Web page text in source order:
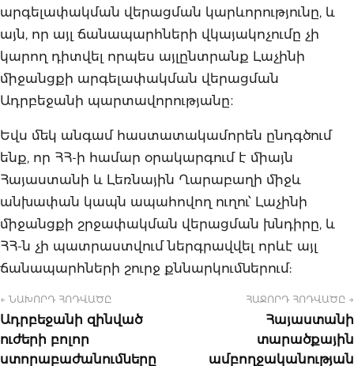
արգելափակման վերացման կարևորությունը, և
այն, որ այլ ճանապարհների վկայակոչումը չի
կարող դիտվել որպես այլընտրանք Լաչինի
միջանցքի արգելափակման վերացման
Ադրբեջանի պարտավորությանը։
Եվս մեկ անգամ հաստատակամորեն ընդգծում
ենք, որ ՀՀ-ի համար օրակարգում է միայն
Հայաստանի և Լեռնային Ղարաբաղի միջև
անխափան կապն ապահովող ուղու՝ Լաչինի
միջանցքի շրջափակման վերացման խնդիրը, և
ՀՀ-ն չի պատրաստվում ներգրավվել որևէ այլ
ճանապարհների շուրջ քննարկումներում:
← ՆԱԽՈՐԴ ՀՈԴՎԱԾԸ
Ադրբեջանի զինված
ուժերի բոլոր
ստորաբաժանումները
ՀԱՋՈՐԴ ՀՈԴՎԱԾԸ →
Հայաստանի
տարածքային
ամբողջականության